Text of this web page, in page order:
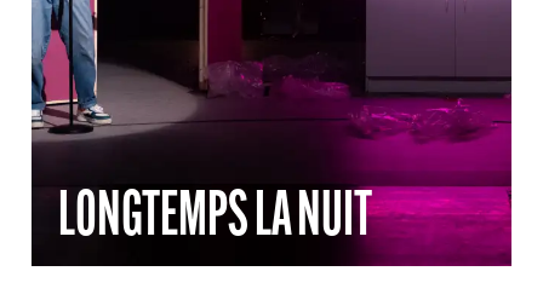
LONGTEMPS LA NUIT